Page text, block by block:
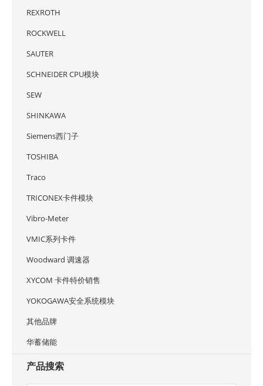
REXROTH
ROCKWELL
SAUTER
SCHNEIDER CPU模块
SEW
SHINKAWA
Siemens西门子
TOSHIBA
Traco
TRICONEX卡件模块
Vibro-Meter
VMIC系列卡件
Woodward 调速器
XYCOM 卡件特价销售
YOKOGAWA安全系统模块
其他品牌
华蓄储能
产品搜索